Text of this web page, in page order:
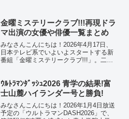
リートばかり」という話...
金曜ミステリークラブ!!!再現ドラ
マ出演の女優や俳優一覧まとめ
みなさんこんにちは！2026年4月17日、
日本テレビ系でいよいよスタートする新
番組「金曜ミステリークラブ!!!」。二宮
送前からSNSで大きな話題になっていま
すよね。と...
ｳﾙﾄﾗﾏﾝﾀﾞｯｼｭ2026 青学の結果!富
士山麓ハイランダー号と勝負!
みなさんこんにちは！2026年1月4日放送
予定の「ウルトラマンDASH2026」で、